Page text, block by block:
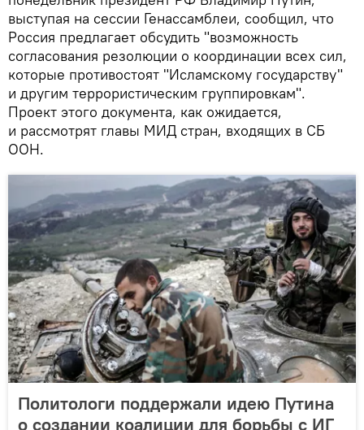
выступая на сессии Генассамблеи, сообщил, что
Россия предлагает обсудить "возможность
согласования резолюции о координации всех сил,
которые противостоят "Исламскому государству"
и другим террористическим группировкам".
Проект этого документа, как ожидается,
и рассмотрят главы МИД стран, входящих в СБ
ООН.
Политологи поддержали идею Путина
о создании коалиции для борьбы с ИГ